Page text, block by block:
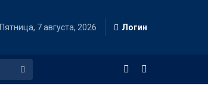
Пятница, 7 августа, 2026 Логин